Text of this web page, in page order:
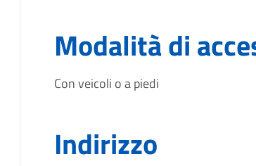
Modalità di
Con veicoli o a piedi
Indirizzo